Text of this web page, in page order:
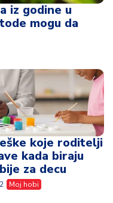
iz godine u
mogu da
koje roditelji
kada biraju
za decu
Moj hobi